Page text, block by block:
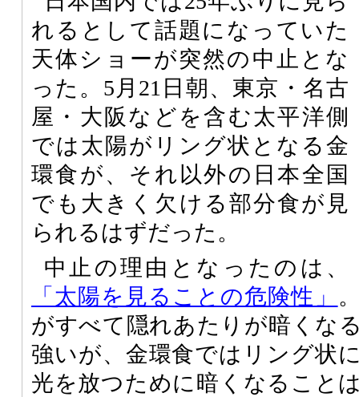
れるとして話題になっていた
天体ショーが突然の中止とな
った。5月21日朝、東京・名古
屋・大阪などを含む太平洋側
では太陽がリング状となる金
環食が、それ以外の日本全国
でも大きく欠ける部分食が見
られるはずだった。
中止の理由となったのは、
「太陽を見ることの危険性」
がすべて隠れあたりが暗くな
強いが、金環食ではリング状
光を放つために暗くなること